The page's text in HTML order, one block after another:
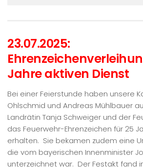
23.07.2025:
Jahre aktiven Dienst
Bei einer Feierstunde haben unsere
Ohlschmid und Andreas Mühlbauer
Landrätin Tanja Schweiger und der
das Feuerwehr-Ehrenzeichen für 25
erhalten. Sie bekamen zudem eine
die vom bayerischen Innenminister
unterzeichnet war. Der Festakt fand